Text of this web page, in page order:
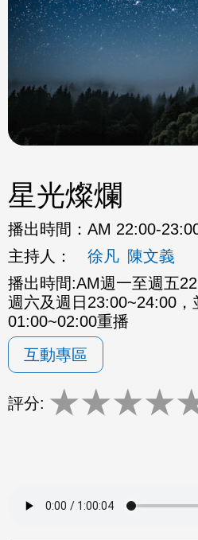
星光燦爛
播出時間： AM 22:00-
主持人：
徐凡 陳文義
播出時間:AM週一至週五
週六及週日23:00~24:00
01:00~02:00重播
互動專區
評分: ★★★★